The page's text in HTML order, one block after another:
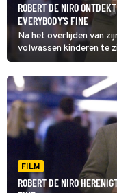
ROBERT DE NIRO
EVERYBODY'S FINE
Na het overlijden van
volwassen kinderen te
op te zoeken. Tijdens
over hen en zichzelf.
FILM
ROBERT DE NIRO